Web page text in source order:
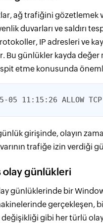
ağ trafiğini gözetlemek
duvarları ve saldırı
IP adresleri ve
Bu günlükler kayda değer
etme konusunda
05 11:15:26 ALLOW
girişinde, olayın
trafiğe izin verdiği
olay günlükleri
günlüklerinde bir
gerçekleşen,
değişikliği gibi her türlü